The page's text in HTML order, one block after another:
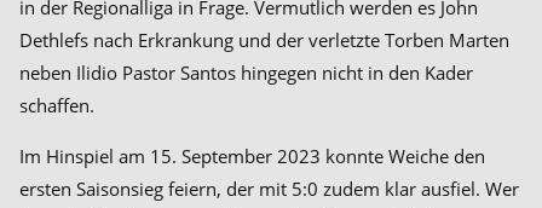
in der Regionalliga in Frage. Vermutlich werden es John
Dethlefs nach Erkrankung und der verletzte Torben Marten
neben Ilidio Pastor Santos hingegen nicht in den Kader
schaffen.
Im Hinspiel am 15. September 2023 konnte Weiche den
ersten Saisonsieg feiern, der mit 5:0 zudem klar ausfiel. Wer